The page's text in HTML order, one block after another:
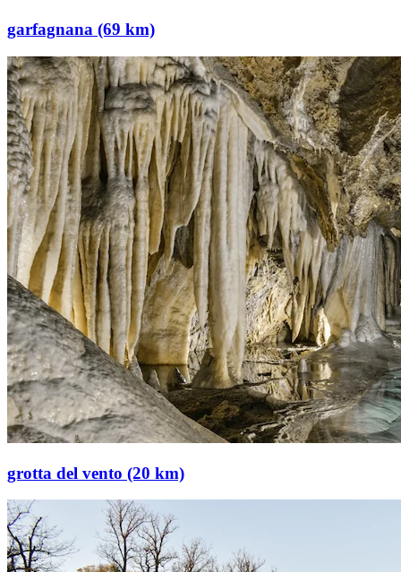
garfagnana (69 km)
grotta del vento (20 km)